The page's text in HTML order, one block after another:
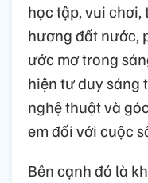
học tập, vui
hương đất nước,
ước mơ trong
hiện tư duy sáng
nghệ thuật và
em đối với cuộc
Bên cạnh đó là